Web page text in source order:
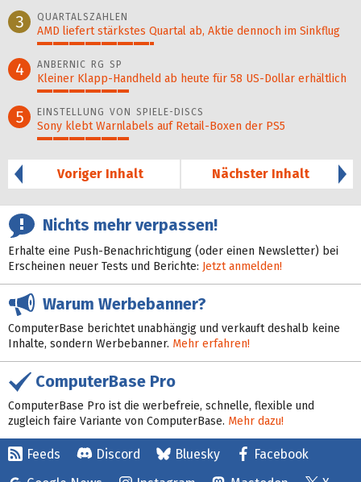
3 QUARTALSZAHLEN
AMD liefert stärkstes Quartal ab, Aktie dennoch im Sinkflug
4 ANBERNIC RG SP
Kleiner Klapp-Hand­held ab heute für 58 US-Dollar er­hält­lich
5 EINSTELLUNG VON SPIELE-DISCS
Sony klebt Warnlabels auf Retail-Boxen der PS5
Voriger Inhalt
Nächster Inhalt
Nichts mehr verpassen!
Erhalte eine Push-Benachrichtigung (oder einen Newsletter) bei
Erscheinen neuer Tests und Berichte: Jetzt anmelden!
Warum Werbebanner?
ComputerBase berichtet unabhängig und verkauft deshalb keine
Inhalte, sondern Werbebanner. Mehr erfahren!
ComputerBase Pro
ComputerBase Pro ist die werbefreie, schnelle, flexible und
zugleich faire Variante von ComputerBase. Mehr dazu!
Feeds Discord Bluesky
Facebook